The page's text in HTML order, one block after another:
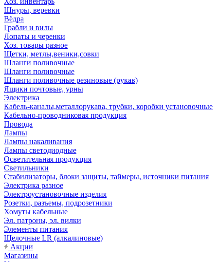
Шнуры, веревки
Вёдра
Грабли и вилы
Лопаты и черенки
Хоз. товары разное
Щетки, метлы,веники,совки
Шланги поливочные
Шланги поливочные
Шланги поливочные резиновые (рукав)
Ящики почтовые, урны
Электрика
Кабель-каналы,металлорукава, трубки, коробки установочные
Кабельно-проводниковая продукция
Провода
Лампы
Лампы накаливания
Лампы светодиодные
Осветительная продукция
Светильники
Стабилизаторы, блоки защиты, таймеры, источники питания
Электрика разное
Электроустановочные изделия
Розетки, разъемы, подрозетники
Хомуты кабельные
Эл. патроны, эл. вилки
Элементы питания
Щелочные LR (алкалиновые)
Акции
Магазины